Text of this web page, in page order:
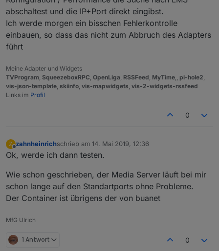
abschaltest und die IP+Port direkt eingibst.
Ich werde morgen ein bisschen Fehlerkontrolle
einbauen, so dass das nicht zum Abbruch des Adapters
führt
Meine Adapter und Widgets
TVProgram SqueezeboxRPC OpenLiga RSSFeed MyTime pi-hole2
vis-json-template skiinfo vis-mapwidgets vis-2-widgets-rssfeed
Links im Profil
0
Z zahnheinrichschrieb am 14. Mai 2019, 12:36
zuletzt editiert von
Ok, werde ich dann testen.
Wie schon geschrieben, der Media Server läuft bei mir
schon lange auf den Standartports ohne Probleme.
Der Container ist übrigens der von buanet
MfG Ulrich
1 Antwort 0